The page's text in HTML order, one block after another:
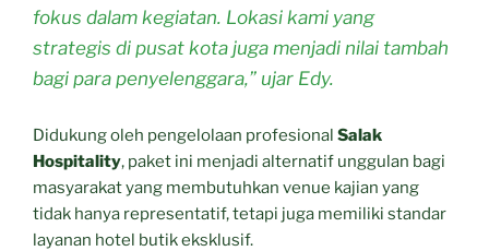
fokus dalam kegiatan. Lokasi kami yang
strategis di pusat kota juga menjadi nilai tambah
bagi para penyelenggara,” ujar Edy.
Didukung oleh pengelolaan profesional Salak
Hospitality, paket ini menjadi alternatif unggulan bagi
masyarakat yang membutuhkan venue kajian yang
tidak hanya representatif, tetapi juga memiliki standar
layanan hotel butik eksklusif.